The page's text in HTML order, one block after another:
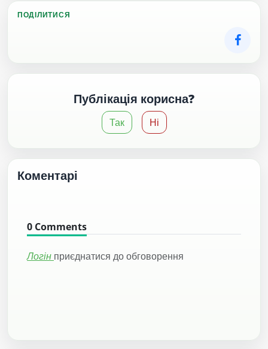
ПОДІЛИТИСЯ
Публікація корисна?
Так Ні
Коментарі
0 Comments
Логін приєднатися до обговорення